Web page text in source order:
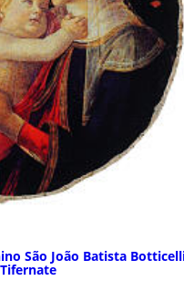
São João Batista